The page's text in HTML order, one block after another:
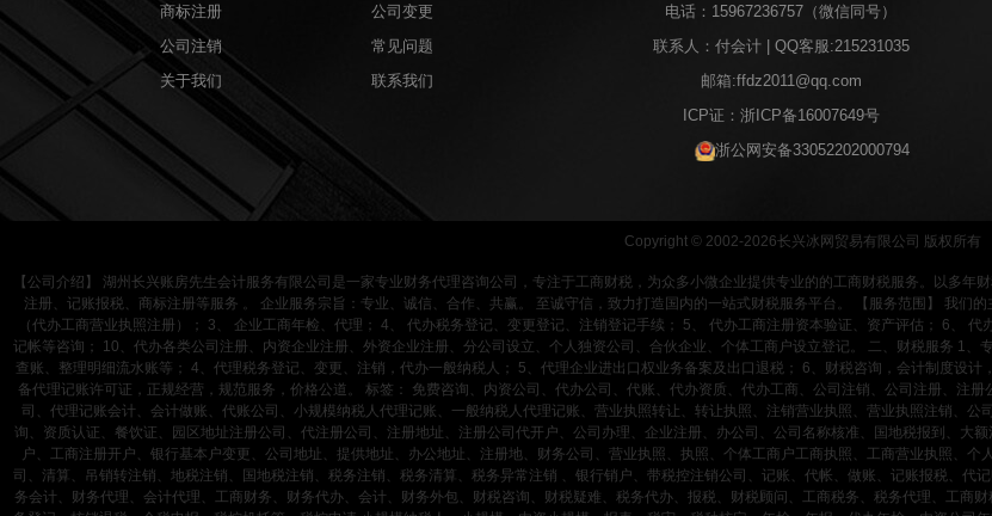
商标注册
公司变更
公司注销
常见问题
关于我们
联系我们
电话： 15967236757 （微信同号）
联系人：付会计 | QQ客服:215231035
邮箱:ffdz2011@qq.com
ICP证： 浙ICP备16007649号
浙公网安备33052202000794
Copyright © 2002-2026长兴冰网贸易有限公司 版权所有
【公司介绍】 湖州长兴账房先生会计服务有限公司是一家专业财务代理咨询公司，专注于工商财税，为众多小微企业提供专业的的工商财税服务。以多
注册、记账报税、商标注册等服务 。 企业服务宗旨：专业、诚信、合作、共赢。 至诚守信，致力打造国内的一站式财税服务平台。 【服务范围】 我们
（代办工商营业执照注册）； 3、 企业工商年检、代理； 4、 代办税务登记、变更登记、注销登记手续； 5、 代办工商注册资本验证、资产评估； 6、
记帐等咨询； 10、代办各类公司注册、内资企业注册、外资企业注册、分公司设立、个人独资公司、合伙企业、个体工商户设立登记。 二、财税服务 1
查账、整理明细流水账等； 4、代理税务登记、变更、注销，代办一般纳税人； 5、代理企业进出口权业务备案及出口退税； 6、财税咨询，会计制度设
备代理记账许可证，正规经营，规范服务，价格公道。 标签： 免费咨询、内资公司、代办公司、代账、代办资质、代办工商、公司注销、公司注册、注
司、代理记账会计、会计做账、代账公司、小规模纳税人代理记账、一般纳税人代理记账、营业执照转让、转让执照、注销营业执照、营业执照注销、
询、资质认证、餐饮证、园区地址注册公司、代注册公司、注册地址、注册公司代开户、公司办理、企业注册、办公司、公司名称核准、国地税报到、大
户、工商注册开户、银行基本户变更、公司地址、提供地址、办公地址、注册地、财务公司、营业执照、执照、个体工商户工商执照、工商营业执照、
司、清算、吊销转注销、地税注销、国地税注销、税务注销、税务清算、税务异常注销 、银行销户、带税控注销公司、记账、代帐、做账、记账报税、代
务会计、财务代理、会计代理、工商财务、财务代办、会计、财务外包、财税咨询、财税疑难、税务代办、报税、财税顾问、工商税务、税务代理、工